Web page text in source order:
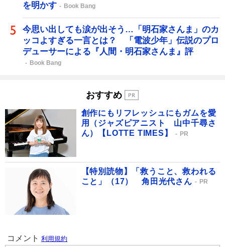
を明かす
Book Bang
今思い出しても涙が出そう…「明石家さんま」のカ
ッコよすぎる一言とは？ 「電波少年」伝説のプロ
デューサーによる『人間・明石家さんま』評
Book Bang
おすすめ
創作にもリフレッシュにもガムを愛
用（ジャズピアニスト 山中千尋さ
ん）【LOTTE TIMES】
PR
【特別読物】「救うこと、救われる
こと」（17） 角田光代さん
PR